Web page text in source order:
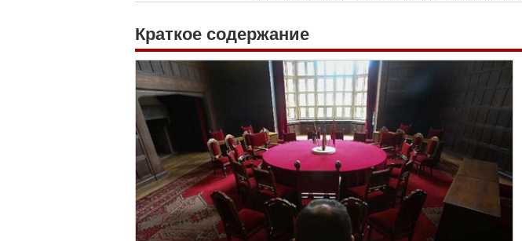
Краткое содержание